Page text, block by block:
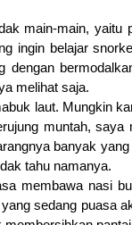
main-main, yaitu
ingin belajar
dengan
melihat saja.
laut. Mungkin
muntah, saya
banyak
tahu namanya.
membawa nasi
sedang puasa